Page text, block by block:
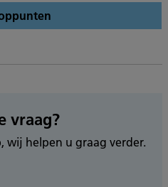
vraag?
wij helpen u graag verder.